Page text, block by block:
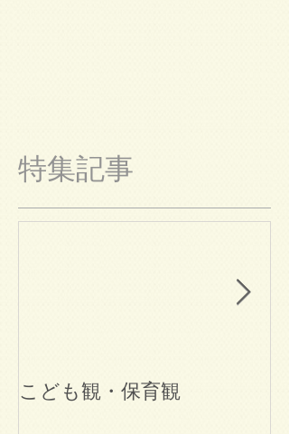
特集記事
こども観・保育観